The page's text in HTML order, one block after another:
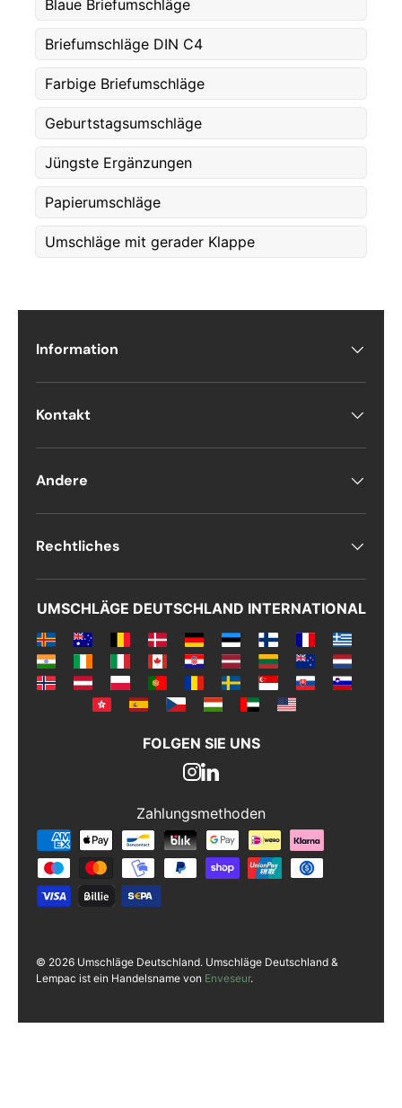
Fornavn *
Etternavn
Antall
Kommentarer
Blaue Briefumschläge
Briefumschläge DIN C4
Farbige Briefumschläge
Geburtstagsumschläge
Jüngste Ergänzungen
Papierumschläge
Umschläge mit gerader Klappe
Information
Kontakt
Andere
Rechtliches
UMSCHLÄGE DEUTSCHLAND INTERNATIONAL
FOLGEN SIE UNS
Zahlungsmethoden
Zahlungsmethoden
© 2026 Umschläge Deutschland. Umschläge Deutschland &
Lempac ist ein Handelsname von Enveseur.